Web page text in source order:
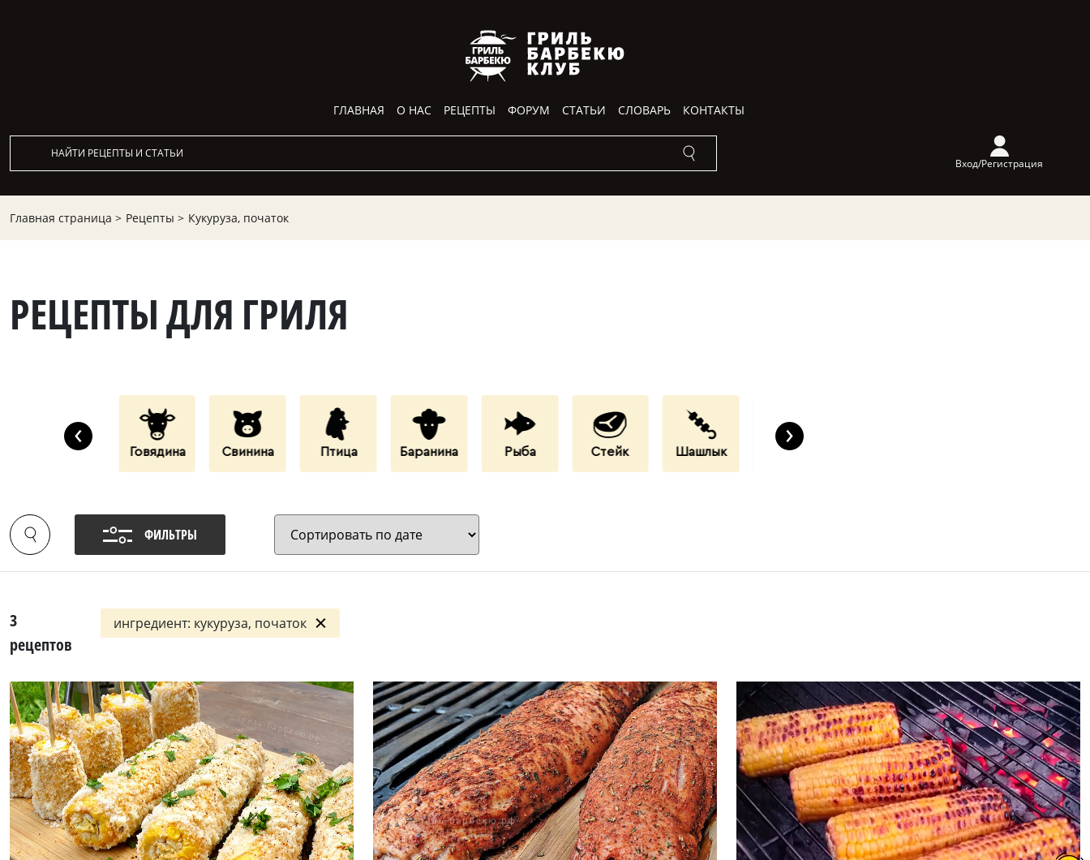
ГЛАВНАЯ О НАС РЕЦЕПТЫ ФОРУМ СТАТЬИ СЛОВАРЬ КОНТАКТЫ
Вход/Регистрация
Главная страница > Рецепты > Кукуруза, початок
РЕЦЕПТЫ ДЛЯ ГРИЛЯ
Дары Моря Говядина Свинина Птица Баранина Рыба Стейк Шашлык Бургеры
‹ ›
ФИЛЬТРЫ
3
рецептов
ингредиент: кукуруза, початок